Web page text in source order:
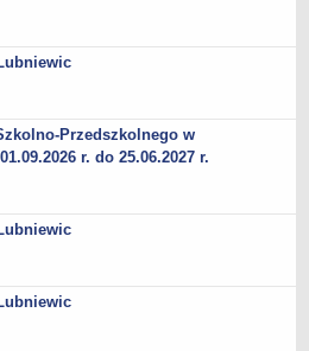
PROBLEMÓW ALKOHOLOWYCH
wyniki
z organizacjami pozarządowymi
Przedszkolnego w
r. do 25.06.2027 r.